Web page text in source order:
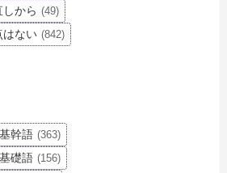
から (49)
ない (842)
幹語 (363)
礎語 (156)